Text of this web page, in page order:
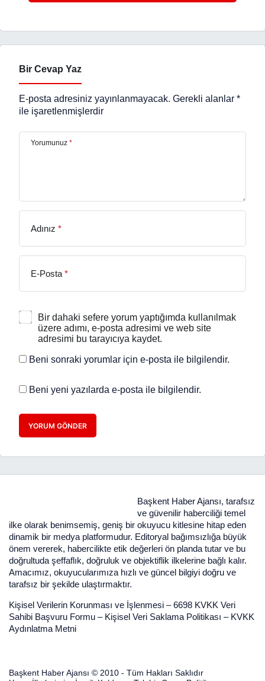
Bir Cevap Yaz
E-posta adresiniz yayınlanmayacak. Gerekli alanlar *
ile işaretlenmişlerdir
Yorumunuz *
Adınız *
E-Posta *
Bir dahaki sefere yorum yaptığımda kullanılmak
üzere adımı, e-posta adresimi ve web site
adresimi bu tarayıcıya kaydet.
Beni sonraki yorumlar için e-posta ile bilgilendir.
Beni yeni yazılarda e-posta ile bilgilendir.
YORUM GÖNDER
Başkent Haber Ajansı, tarafsız
ve güvenilir haberciliği temel
ilke olarak benimsemiş, geniş bir okuyucu kitlesine hitap eden
dinamik bir medya platformudur. Editoryal bağımsızlığa büyük
önem vererek, habercilikte etik değerleri ön planda tutar ve bu
doğrultuda şeffaflık, doğruluk ve objektiflik ilkelerine bağlı kalır.
Amacımız, okuyucularımıza hızlı ve güncel bilgiyi doğru ve
tarafsız bir şekilde ulaştırmaktır.
Kişisel Verilerin Korunması ve İşlenmesi –6698 KVKK Veri
Sahibi Başvuru Formu – Kişisel Veri Saklama Politikası – KVKK
Aydınlatma Metni
Başkent Haber Ajansı © 2010 - Tüm Hakları Saklıdır